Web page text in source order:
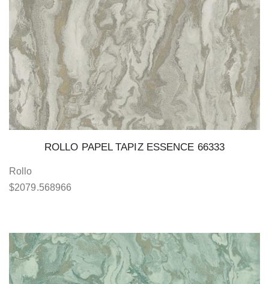
ROLLO PAPEL TAPIZ ESSENCE 66333
Rollo
$2079.568966